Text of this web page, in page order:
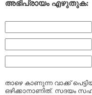
അഭിപ്രായം എഴുതുക:
താഴെ കാണുന്ന വാക്ക്
ഒഴിക്കാനാണിത്. സദയം